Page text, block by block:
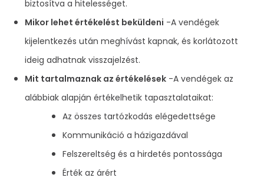
biztosítva a hitelességet.
Mikor lehet értékelést beküldeni -A vendégek
kijelentkezés után meghívást kapnak, és korlátozott
ideig adhatnak visszajelzést.
Mit tartalmaznak az értékelések -A vendégek az
alábbiak alapján értékelhetik tapasztalataikat:
Az összes tartózkodás elégedettsége
Kommunikáció a házigazdával
Felszereltség és a hirdetés pontossága
Érték az árért